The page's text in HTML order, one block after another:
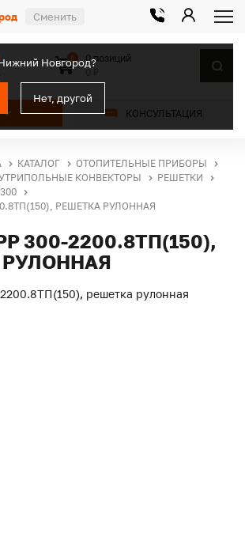
Сменить
Новгород?
Нет, другой
КОНСУЛЬТАЦИЯ
0
0 позиций
КАТАЛОГ
ОТОПИТЕЛЬНЫЕ ПРИБОРЫ
КОНВЕКТОРЫ
РЕШЕТКИ
РЕШЕТКА РУЛОННАЯ
300-2200.8ТП(150),